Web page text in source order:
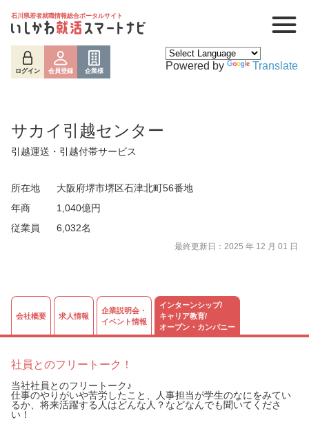
石川県若者就職情報総合ポータルサイト
ログイン 会員登録 企業様 Powered by Translate
サカイ引越センター
引越運送・引越付帯サービス
所在地
大阪府堺市堺区石津北町56番地
年商
1,040億円
従業員
6,032名
最終更新日：2025 年 12 月 01 日
会社概要 求人情報
企業説明会・
イベント情報
インターンシップ/
キャリア教育/
オープン・カンパニー
社員とのフリートーク！
当社社員とのフリートーク♪
仕事のやりがいや苦労したこと、人事担当が学生のなにをみてい
るか、将来活躍する人はどんな人？などなんでも聞いてくださ
い！